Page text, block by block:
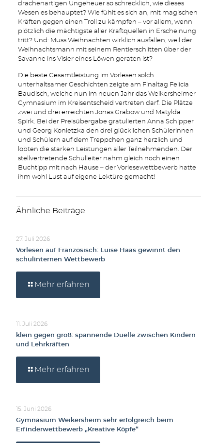
drachenartigen Ungeheuer so schrecklich, wie dieses
Wesen es behauptet? Wie fühlt es sich an, mit magischen
Kräften gegen einen Troll zu kämpfen – vor allem, wenn
plötzlich die mächtigste aller Kraftquellen in Erscheinung
tritt? Und: Muss Weihnachten wirklich ausfallen, weil der
Weihnachtsmann mit seinem Rentierschlitten über der
Savanne ins Visier eines Löwen geraten ist?
Die beste Gesamtleistung im Vorlesen solch
unterhaltsamer Geschichten zeigte am Finaltag Felicia
Baudisch, welche nun im neuen Jahr das Weikersheimer
Gymnasium im Kreisentscheid vertreten darf. Die Plätze
zwei und drei erreichten Jonas Grabow und Matylda
Spirk. Bei der Preisübergabe gratulierten Anna Schipper
und Georg Konietzka den drei glücklichen Schülerinnen
und Schülern auf dem Treppchen ganz herzlich und
lobten die starken Leistungen aller Teilnehmenden. Der
stellvertretende Schulleiter nahm gleich noch einen
Buchtipp mit nach Hause – der Vorlesewettbewerb hatte
ihm wohl Lust auf eigene Lektüre gemacht!
Ähnliche Beiträge
27. Juli 2026
Vorlesen auf Französisch: Luise Haas gewinnt den
schulinternen Wettbewerb
Mehr erfahren
11. Juli 2026
klein gegen groß: spannende Duelle zwischen Kindern
und Lehrkräften
Mehr erfahren
15. Juni 2026
Gymnasium Weikersheim sehr erfolgreich beim
Erfinderwettbewerb „Kreative Köpfe“